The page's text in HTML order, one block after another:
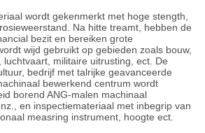
wordt gekenmerkt met hoge stength,
Na hitte treamt, hebben de
bezit en bereiken grote
wijd gebruikt op gebieden zoals bouw,
militaire uitrusting, ect. De
bedrijf met talrijke geavanceerde
bewerkend centrum wordt
borend ANG-malen machinaal
en inspectiemateriaal met inbegrip van
measring instrument, hoogte ect.